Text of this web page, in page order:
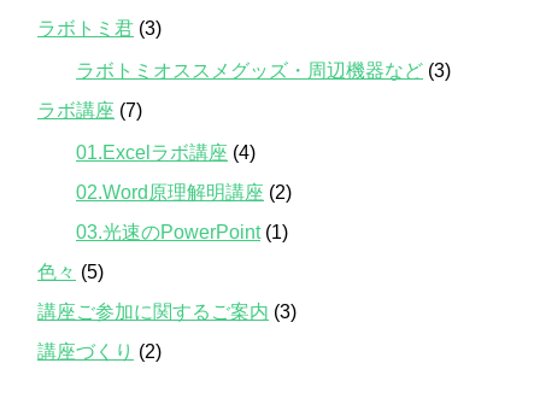
ラボトミ君 (3)
ラボトミオススメグッズ・周辺機器など (3)
ラボ講座 (7)
01.Excelラボ講座 (4)
02.Word原理解明講座 (2)
03.光速のPowerPoint(1)
色々 (5)
講座ご参加に関するご案内 (3)
講座づくり (2)